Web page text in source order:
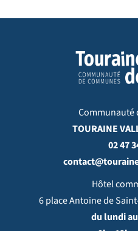
Communauté
TOURAINE
02 47
Hôtel
6 place Antoine de
du lundi